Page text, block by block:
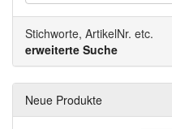
Stichworte, ArtikelNr. etc.
erweiterte Suche
Neue Produkte